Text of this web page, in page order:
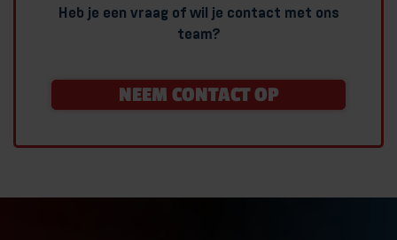
Heb je een vraag of wil je contact met ons
team?
NEEM CONTACT OP